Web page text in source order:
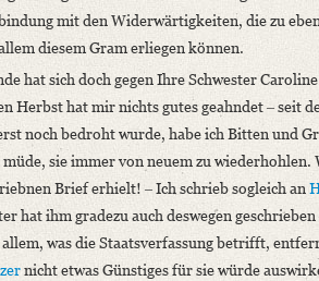
mit den Widerwärtigkeiten, die zu
diesem Gram erliegen können.
hat sich doch gegen Ihre Schwester
Herbst hat mir nichts gutes geahndet ‒ seit
noch bedroht wurde, habe ich Bitten und
sie immer von neuem zu wiederhohlen.
Brief erhielt! ‒ Ich schrieb sogleich an
hat ihm gradezu auch deswegen
was die Staatsverfassung betrifft,
nicht etwas Günstiges für sie würde